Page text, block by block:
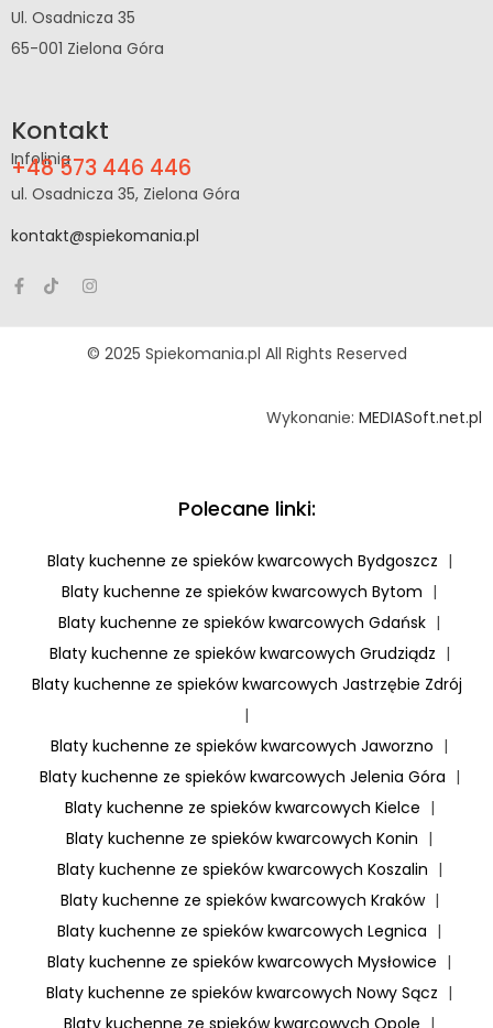
Ul. Osadnicza 35
65-001 Zielona Góra
Kontakt
Infolinia
+48 573 446 446
ul. Osadnicza 35, Zielona Góra
kontakt@spiekomania.pl
© 2025 Spiekomania.pl All Rights Reserved
Wykonanie: MEDIASoft.net.pl
Polecane linki:
Blaty kuchenne ze spieków kwarcowych Bydgoszcz |
Blaty kuchenne ze spieków kwarcowych Bytom |
Blaty kuchenne ze spieków kwarcowych Gdańsk |
Blaty kuchenne ze spieków kwarcowych Grudziądz |
Blaty kuchenne ze spieków kwarcowych Jastrzębie Zdrój
|
Blaty kuchenne ze spieków kwarcowych Jaworzno |
Blaty kuchenne ze spieków kwarcowych Jelenia Góra |
Blaty kuchenne ze spieków kwarcowych Kielce |
Blaty kuchenne ze spieków kwarcowych Konin |
Blaty kuchenne ze spieków kwarcowych Koszalin |
Blaty kuchenne ze spieków kwarcowych Kraków |
Blaty kuchenne ze spieków kwarcowych Legnica |
Blaty kuchenne ze spieków kwarcowych Mysłowice |
Blaty kuchenne ze spieków kwarcowych Nowy Sącz |